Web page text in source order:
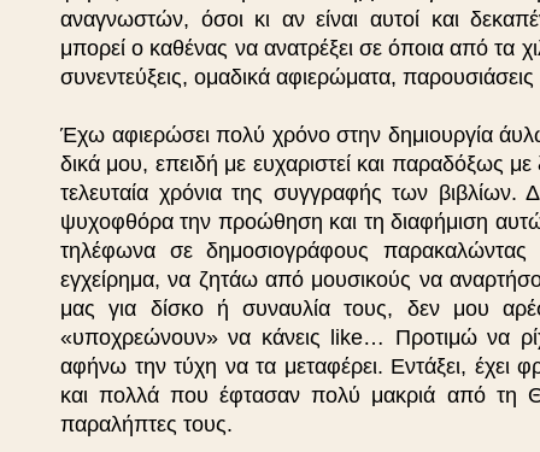
αναγνωστών, όσοι κι αν είναι αυτοί και
μπορεί ο καθένας να ανατρέξει σε όποια από τα
συνεντεύξεις, ομαδικά αφιερώματα, παρουσιάσεις
Έχω αφιερώσει πολύ χρόνο στην δημιουργία
δικά μου, επειδή με ευχαριστεί και παραδόξως με
τελευταία χρόνια της συγγραφής των
ψυχοφθόρα την προώθηση και τη διαφήμιση
τηλέφωνα σε δημοσιογράφους
εγχείρημα, να ζητάω από μουσικούς να
μας για δίσκο ή συναυλία τους, δεν μου
«υποχρεώνουν» να κάνεις like… Προτιμώ να
αφήνω την τύχη να τα μεταφέρει. Εντάξει, έχει
και πολλά που έφτασαν πολύ μακριά από τη
παραλήπτες τους.